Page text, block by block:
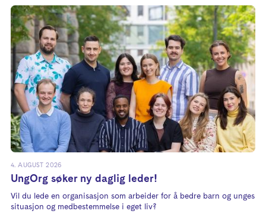
4. AUGUST 2026
UngOrg søker ny daglig leder!
Vil du lede en organisasjon som arbeider for å bedre barn og unges
situasjon og medbestemmelse i eget liv?